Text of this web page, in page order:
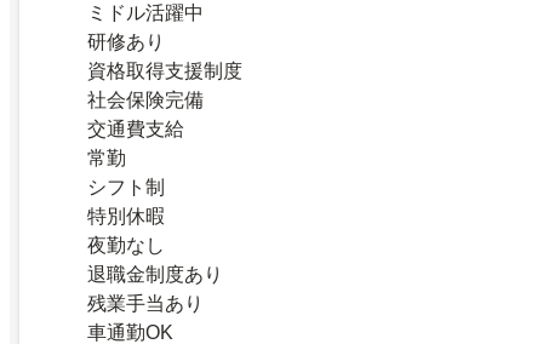
ミドル活躍中
研修あり
資格取得支援制度
社会保険完備
交通費支給
常勤
シフト制
特別休暇
夜勤なし
退職金制度あり
残業手当あり
車通勤OK